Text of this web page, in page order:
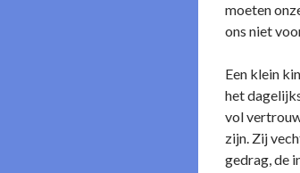
moeten
ons niet
Een klein
het
vol
zijn. Zij
gedrag, de